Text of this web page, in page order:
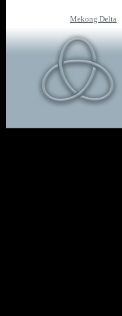
Mekong Delta